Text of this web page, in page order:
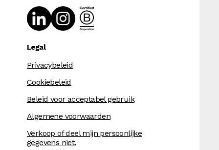
Legal
Privacybeleid
Cookiebeleid
Beleid voor acceptabel gebruik
Algemene voorwaarden
Verkoop of deel mijn persoonlijke
gegevens niet.